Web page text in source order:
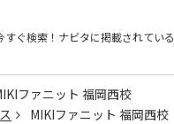
すぐ検索！ ナビタに掲載されている
ファニット 福岡西校
MIKIファニット 福岡西校